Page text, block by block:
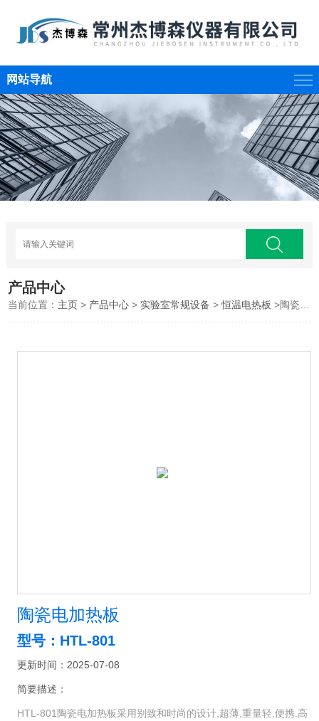
网站导航
产品中心
当前位置： 主页 > 产品中心 > 实验室常规设备 >恒温电热板 >陶瓷电加热板
陶瓷电加热板
型号：HTL-801
更新时间：2025-07-08
简要描述：
HTL-801陶瓷电加热板采用别致和时尚的设计,超薄,重量轻,便携.高